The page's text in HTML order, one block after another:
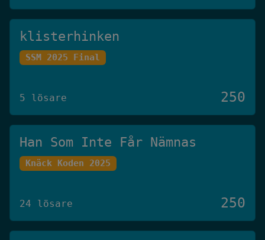
klisterhinken
SSM 2025 Final
5 lösare 250
Han Som Inte Får Nämnas
Knäck Koden 2025
24 lösare 250